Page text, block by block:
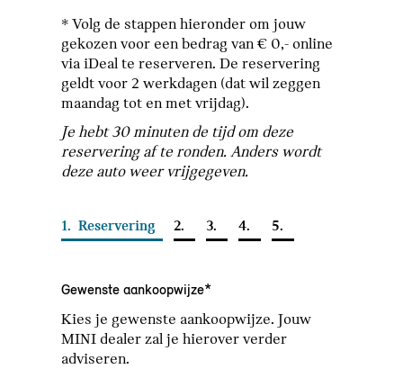
* Volg de stappen hieronder om jouw
gekozen voor een bedrag van € 0,- online
via iDeal te reserveren. De reservering
geldt voor 2 werkdagen (dat wil zeggen
maandag tot en met vrijdag).
Je hebt 30 minuten de tijd om deze
reservering af te ronden. Anders wordt
deze auto weer vrijgegeven.
1. Reservering 2. 3. 4. 5.
Gewenste aankoopwijze*
Kies je gewenste aankoopwijze. Jouw
MINI dealer zal je hierover verder
adviseren.